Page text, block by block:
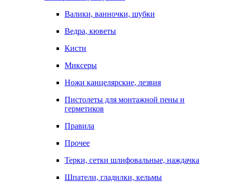
Валики, ванночки, шубки
Ведра, кюветы
Кисти
Миксеры
Ножи канцелярские, лезвия
Пистолеты для монтажной пены и
герметиков
Правила
Прочее
Терки, сетки шлифовальные, наждачка
Шпатели, гладилки, кельмы